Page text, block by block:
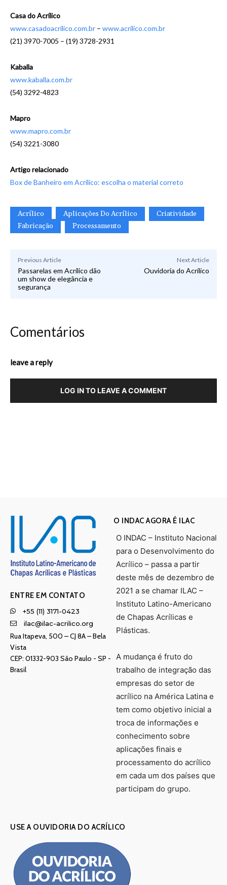
Casa do Acrílico
www.casadoacrilico.com.br – www.acrilico.com.br
(21) 3970-7005 – (19) 3728-2931
Kaballa
www.kaballa.com.br
(54) 3292-4823
Mapro
www.mapro.com.br
(54) 3221-3080
Artigo relacionado
Box de Banheiro em Acrílico: escolha o material correto
Acrílico Aplicações Do Acrílico
Criatividade
Fabricação
Processamento
Previous Article
Passarelas em Acrílico dão
um show de elegância e
segurança
Next Article
Ouvidoria do Acrílico
Comentários
leave a reply
LOG IN TO LEAVE A COMMENT
ENTRE EM CONTATO
+55 (11) 3171-0423
ilac@ilac-acrilico.org
Rua Itapeva, 500 – CJ 8A – Bela
Vista
CEP: 01332-903 Sâo Paulo - SP -
Brasil
O INDAC AGORA É ILAC
O INDAC – Instituto Nacional
para o Desenvolvimento do
Acrílico – passa a partir
deste mês de dezembro de
2021 a se chamar ILAC –
Instituto Latino-Americano
de Chapas Acrílicas e
Plásticas.
A mudança é fruto do
trabalho de integração das
empresas do setor de
acrílico na América Latina e
tem como objetivo inicial a
troca de informações e
conhecimento sobre
aplicações finais e
processamento do acrílico
em cada um dos países que
participam do grupo.
USE A OUVIDORIA DO ACRÍLICO